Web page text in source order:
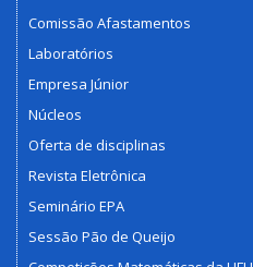
Comissão Afastamentos
Laboratórios
Empresa Júnior
Núcleos
Oferta de disciplinas
Revista Eletrônica
Seminário EPA
Sessão Pão de Queijo